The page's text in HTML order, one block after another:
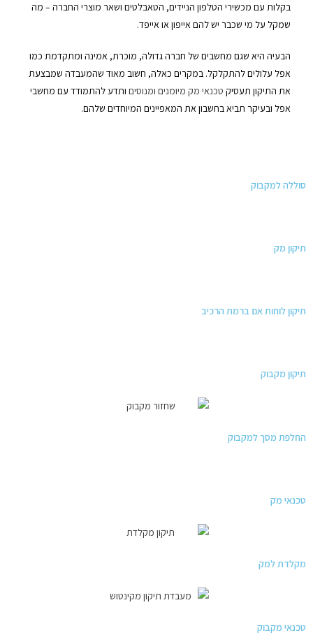
בקלות עם מכשירי הטלפון הניידים, הטאבלטים ושאר מוצרי החברה – מה
שמקל על מי שכבר יש להם אייפון או אייפד.
הבעיה היא שגם מחשבים של חברה גדולה, מוכרת, אמינה ומתקדמת כמו
אפל עלולים להתקלקל. במקרים כאלה, חשוב מאוד שהמעבדה שמבצעת
את התיקון תעסיק טכנאי מק מיומנים ומנוסים ותדע להתמודד עם מחשבי
אפל ובעיקר תביא בחשבון את המאפיינים המיוחדים שלהם.
סוללה למקבוק
תיקון מק
תיקון לוחות אם ברמת הרכיב
תיקון מקבוק
החלפת מסך למקבוק
טכנאי מק
מקלדת למק
טכנאי מקבוק